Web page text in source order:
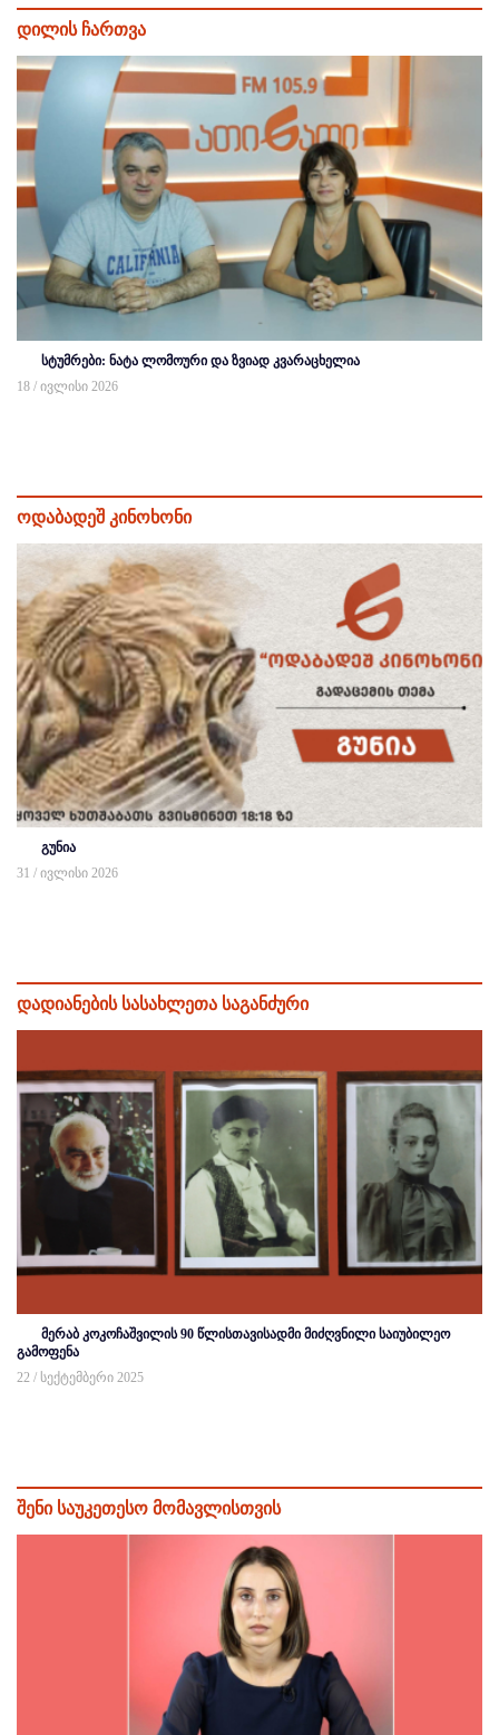
დილის ჩართვა
სტუმრები: ნატა ლომოური და ზვიად კვარაცხელია
18 / ივლისი 2026
ოდაბადეშ კინოხონი
გუნია
31 / ივლისი 2026
დადიანების სასახლეთა საგანძური
მერაბ კოკოჩაშვილის 90 წლისთავისადმი მიძღვნილი საიუბილეო
გამოფენა
22 / სექტემბერი 2025
შენი საუკეთესო მომავლისთვის